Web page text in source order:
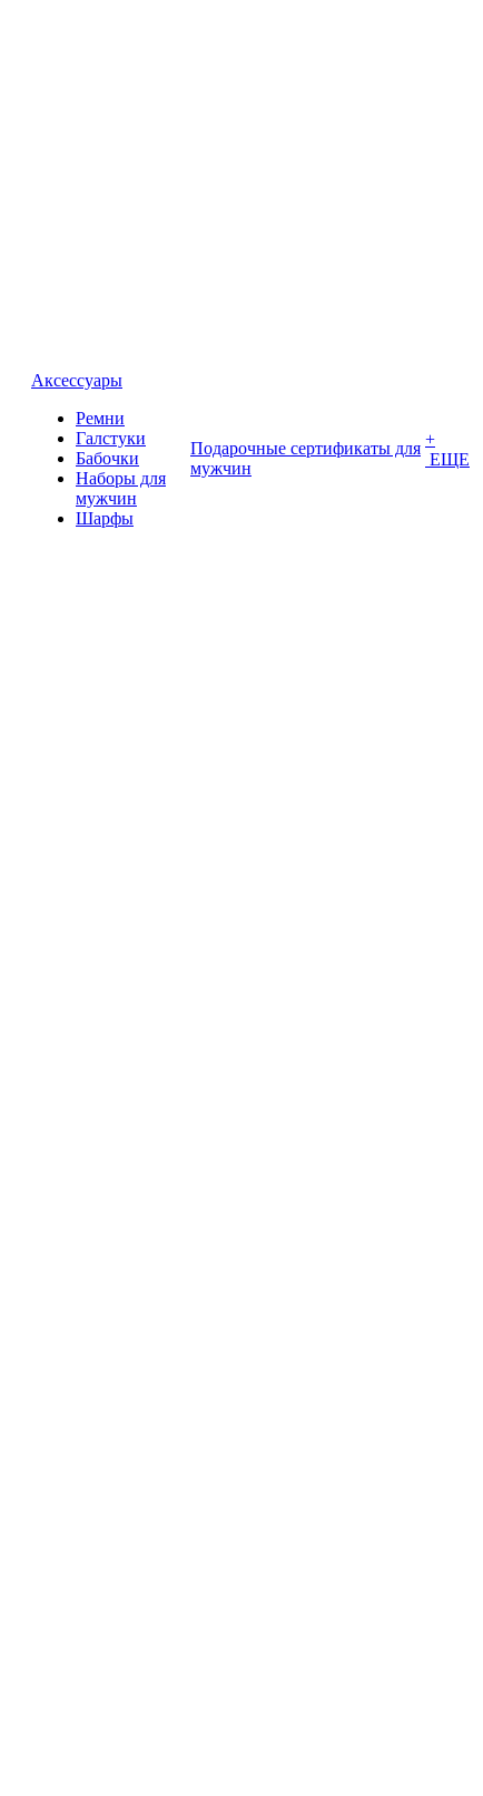
Аксессуары
Ремни
Галстуки
Бабочки
Наборы для
мужчин
Шарфы
Подарочные сертификаты для
мужчин
+
ЕЩЕ